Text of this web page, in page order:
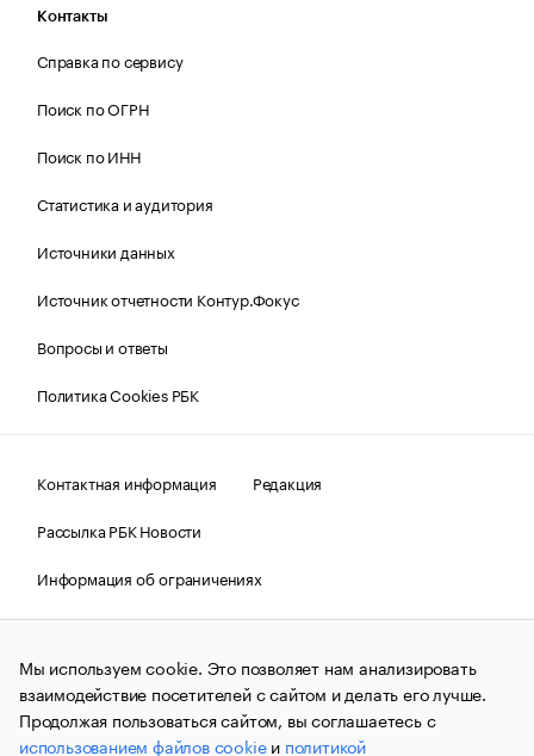
Контакты
Справка по сервису
Поиск по ОГРН
Поиск по ИНН
Статистика и аудитория
Источники данных
Источник отчетности Контур.Фокус
Вопросы и ответы
Политика Cookies РБК
Контактная информация
Редакция
Рассылка РБК Новости
Информация об ограничениях
Правовая информация
О соблюдении авторских прав
© АО «РОСБИЗНЕСКОНСАЛТИНГ»,1995–2026.Сообщения
и материалы информационного агентства «РБК»
(зарегистрировано Федеральной службой по надзору в сфере
связи, информационных технологий и массовых
коммуникаций (Роскомнадзор) 09.12.2015 за номером ИА
Мы используем cookie. Это позволяет нам анализировать
взаимодействие посетителей с сайтом и делать его лучше.
Продолжая пользоваться сайтом, вы соглашаетесь с
использованием файлов cookieи политикой